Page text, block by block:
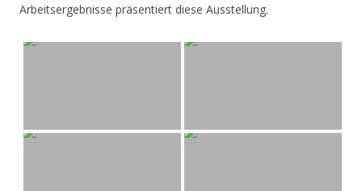
Arbeitsergebnisse präsentiert diese Ausstellung.